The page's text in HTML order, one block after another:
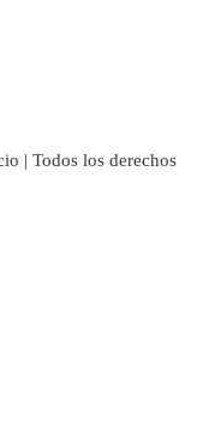
| Todos los derechos